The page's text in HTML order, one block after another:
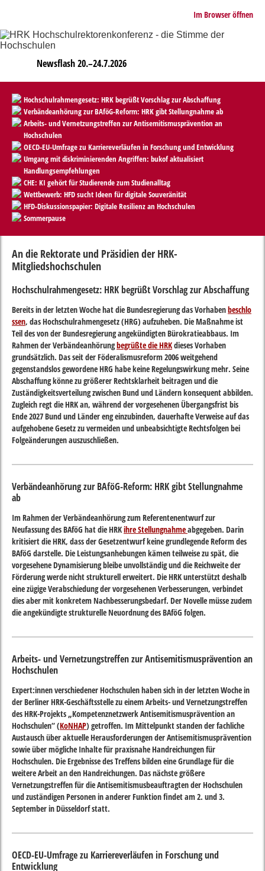
Im Browser öffnen
Newsflash 20.–24.7.2026
Hochschulrahmengesetz: HRK begrüßt Vorschlag zur Abschaffung
Verbändeanhörung zur BAföG-Reform: HRK gibt Stellungnahme ab
Arbeits- und Vernetzungstreffen zur Antisemitismusprävention an
Hochschulen
OECD-EU-Umfrage zu Karriereverläufen in Forschung und Entwicklung
Umgang mit diskriminierenden Angriffen: bukof aktualisiert
Handlungsempfehlungen
CHE: KI gehört für Studierende zum Studienalltag
Wettbewerb: HFD sucht Ideen für digitale Souveränität
HFD-Diskussionspapier: Digitale Resilienz an Hochschulen
Sommerpause
An die Rektorate und Präsidien der HRK-
Mitgliedshochschulen
Hochschulrahmengesetz: HRK begrüßt Vorschlag zur Abschaffung
Bereits in der letzten Woche hat die Bundesregierung das Vorhabenbeschlo
ssen, das Hochschulrahmengesetz (HRG) aufzuheben. Die Maßnahme ist
Teil des von der Bundesregierung angekündigten Bürokratieabbaus. Im
Rahmen der Verbändeanhörungbegrüßte die HRKdieses Vorhaben
grundsätzlich. Das seit der Föderalismusreform 2006 weitgehend
gegenstandslos gewordene HRG habe keine Regelungswirkung mehr. Seine
Abschaffung könne zu größerer Rechtsklarheit beitragen und die
Zuständigkeitsverteilung zwischen Bund und Ländern konsequent abbilden.
Zugleich regt die HRK an, während der vorgesehenen Übergangsfrist bis
Ende 2027 Bund und Länder eng einzubinden, dauerhafte Verweise auf das
aufgehobene Gesetz zu vermeiden und unbeabsichtigte Rechtsfolgen bei
Folgeänderungen auszuschließen.
Verbändeanhörung zur BAföG-Reform: HRK gibt Stellungnahme
ab
Im Rahmen der Verbändeanhörung zum Referentenentwurf zur
Neufassung des BAföG hat die HRKihre Stellungnahmeabgegeben. Darin
kritisiert die HRK, dass der Gesetzentwurf keine grundlegende Reform des
BAföG darstelle. Die Leistungsanhebungen kämen teilweise zu spät, die
vorgesehene Dynamisierung bleibe unvollständig und die Reichweite der
Förderung werde nicht strukturell erweitert. Die HRK unterstützt deshalb
eine zügige Verabschiedung der vorgesehenen Verbesserungen, verbindet
dies aber mit konkretem Nachbesserungsbedarf. Der Novelle müsse zudem
die angekündigte strukturelle Neuordnung des BAföG folgen.
Arbeits- und Vernetzungstreffen zur Antisemitismusprävention an
Hochschulen
Expert:innen verschiedener Hochschulen haben sich in der letzten Woche in
der Berliner HRK-Geschäftsstelle zu einem Arbeits- und Vernetzungstreffen
des HRK-Projekts „Kompetenznetzwerk Antisemitismusprävention an
Hochschulen“ (KoNHAP) getroffen. Im Mittelpunkt standen der fachliche
Austausch über aktuelle Herausforderungen der Antisemitismusprävention
sowie über mögliche Inhalte für praxisnahe Handreichungen für
Hochschulen. Die Ergebnisse des Treffens bilden eine Grundlage für die
weitere Arbeit an den Handreichungen. Das nächste größere
Vernetzungstreffen für die Antisemitismusbeauftragten der Hochschulen
und zuständigen Personen in anderer Funktion findet am 2. und 3.
September in Düsseldorf statt.
OECD-EU-Umfrage zu Karriereverläufen in Forschung und
Entwicklung